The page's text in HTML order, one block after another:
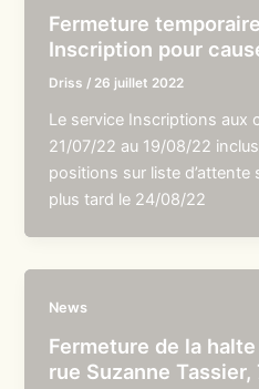
Fermeture
Inscription pour
Driss / 26 juillet 2022
Le service Inscriptions aux
21/07/22 au 19/08/22
positions sur liste
plus tard le 24/08/22
News
Fermeture de la
rue Suzanne Tassier,